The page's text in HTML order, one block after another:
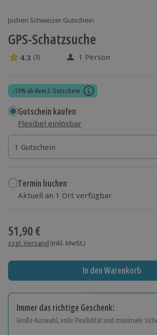
Jochen Schweizer Gutschein
GPS-Schatzsuche
4.3 Sterne von 5 aus 3 Bewertungen
4.3 (3) 1 Person
-10% ab dem 2. Gutschein
Gutschein kaufen
Flexibel einlösbar
1 Gutschein
1 Gutschein
1 Gutschein
Termin buchen
Aktuell an 1 Ort verfügbar
51,90 €
zzgl. Versand (inkl. MwSt.)
In den Warenkorb
Immer das richtige Geschenk:
Große Auswahl, volle Flexibilität und maximale